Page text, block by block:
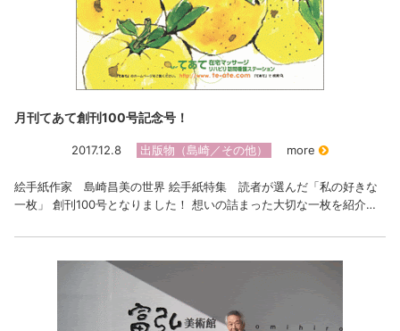
月刊てあて創刊100号記念号！
2017.12.8 出版物（島崎／その他） more
絵手紙作家 島崎昌美の世界 絵手紙特集 読者が選んだ「私の好きな
一枚」 創刊100号となりました！ 想いの詰まった大切な一枚を紹介…